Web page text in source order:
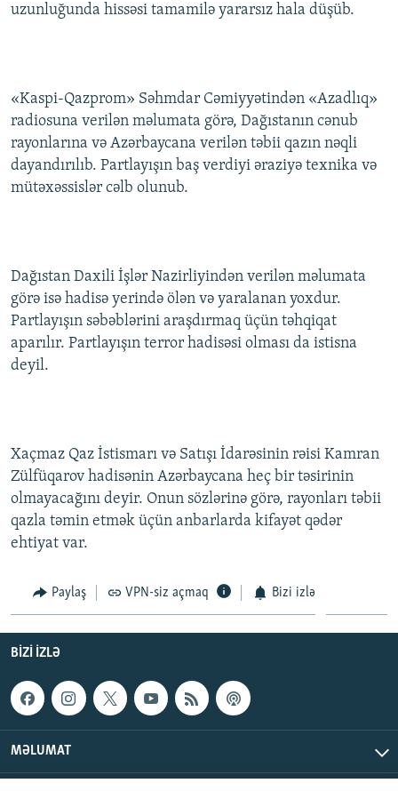
İNFOQRAFIKA
AZƏRBAYCAN ƏDƏBIYYATI KITABXANASI
MISSIYAMIZ
AZADLIQRADIOSU MOBIL TELEFONUNUZDA
BIZIMLƏ ƏLAQƏ
XƏBƏR BÜLLETENLƏRIMIZ
RFE/RL-in bütün saytları
uzunluğunda hissəsi tamamilə yararsız hala düşüb.
«Kaspi-Qazprom» Səhmdar Cəmiyyətindən «Azadlıq»
radiosuna verilən məlumata görə, Dağıstanın cənub
rayonlarına və Azərbaycana verilən təbii qazın nəqli
dayandırılıb. Partlayışın baş verdiyi əraziyə texnika və
mütəxəssislər cəlb olunub.
Dağıstan Daxili İşlər Nazirliyindən verilən məlumata
görə isə hadisə yerində ölən və yaralanan yoxdur.
Partlayışın səbəblərini araşdırmaq üçün təhqiqat
aparılır. Partlayışın terror hadisəsi olması da istisna
deyil.
Xaçmaz Qaz İstismarı və Satışı İdarəsinin rəisi Kamran
Zülfüqarov hadisənin Azərbaycana heç bir təsirinin
olmayacağını deyir. Onun sözlərinə görə, rayonları təbii
qazla təmin etmək üçün anbarlarda kifayət qədər
ehtiyat var.
Paylaş VPN-siz açmaq Bizi izlə
BIZI IZLƏ
MƏLUMAT